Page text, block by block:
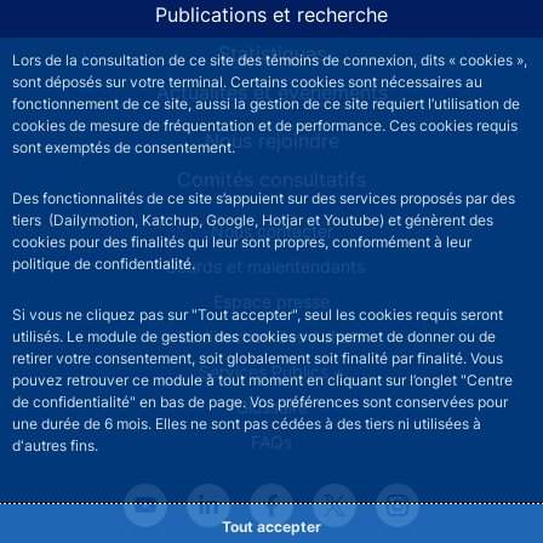
Lors de la consultation de ce site des témoins de connexion, dits « cookies »,
sont déposés sur votre terminal. Certains cookies sont nécessaires au
fonctionnement de ce site, aussi la gestion de ce site requiert l’utilisation de
cookies de mesure de fréquentation et de performance. Ces cookies requis
sont exemptés de consentement.
Des fonctionnalités de ce site s’appuient sur des services proposés par des
tiers (Dailymotion, Katchup, Google, Hotjar et Youtube) et génèrent des
cookies pour des finalités qui leur sont propres, conformément à leur
politique de confidentialité.
Si vous ne cliquez pas sur "Tout accepter", seul les cookies requis seront
utilisés. Le module de gestion des cookies vous permet de donner ou de
retirer votre consentement, soit globalement soit finalité par finalité. Vous
pouvez retrouver ce module à tout moment en cliquant sur l’onglet "Centre
de confidentialité" en bas de page. Vos préférences sont conservées pour
une durée de 6 mois. Elles ne sont pas cédées à des tiers ni utilisées à
d'autres fins.
Tout accepter
Publications et recherche
Statistiques
Actualités et événements
Nous rejoindre
Comités consultatifs
Footer secondary menuNous contacter
Sourds et malentendants
Espace presse
La direction des Achats
Services Publics +
Glossaire
FAQs